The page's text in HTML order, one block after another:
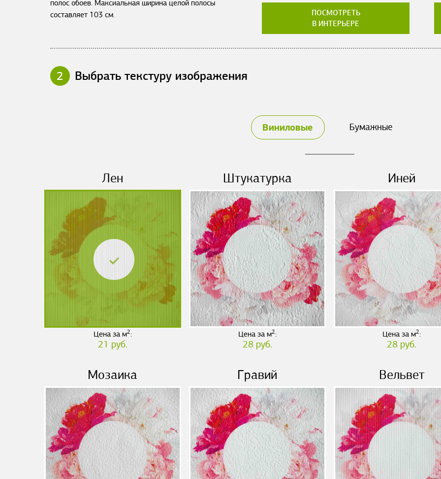
полос обоев. Максиальная ширина целой полосы
составляет 103 см.
ПОСМОТРЕТЬ
В ИНТЕРЬЕРЕ
2 Выбрать текстуру изображения
Виниловые Бумажные
Лен
Цена за м2:
21 руб.
Штукатурка
Цена за м2:
28 руб.
Иней
Цена за м2:
28 руб.
Мозаика Гравий Вельвет